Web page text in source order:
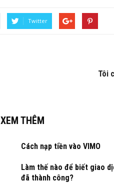
Twitter
Tôi
XEM THÊM
Cách nạp tiền vào VIMO
Làm thế nào để biết giao
đã thành công?